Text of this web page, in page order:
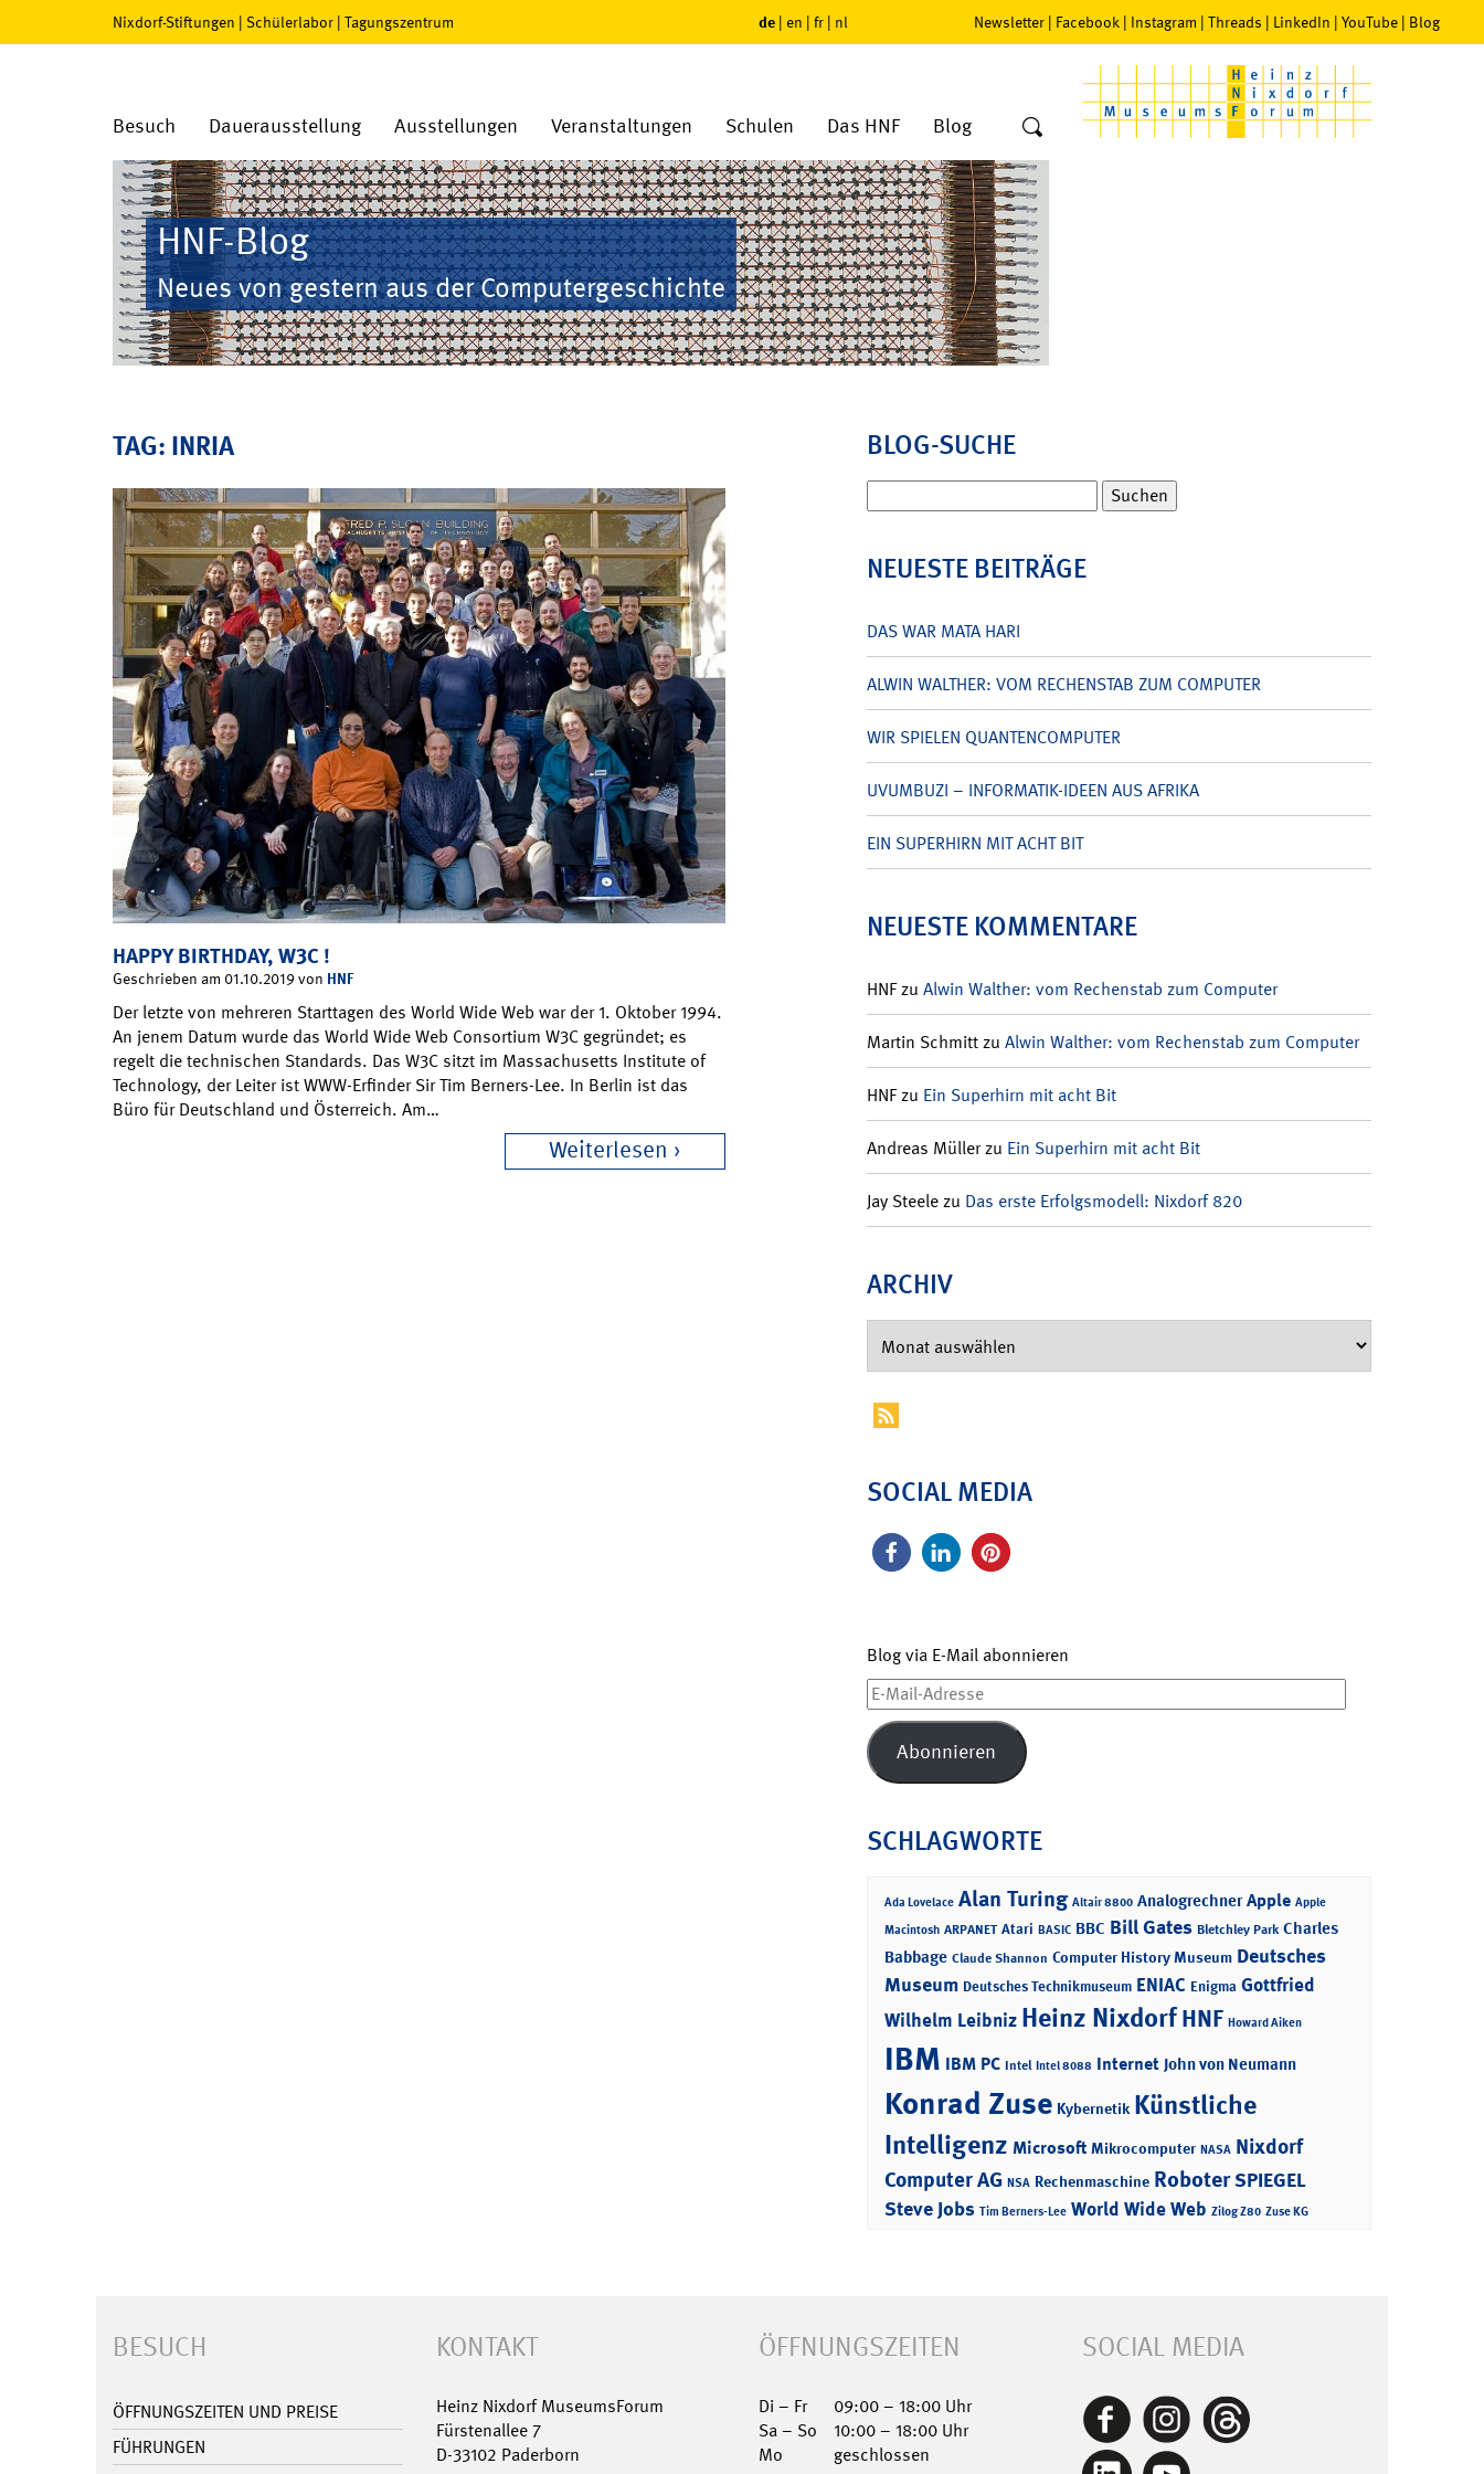
Nixdorf-Stiftungen | Schülerlabor | Tagungszentrum de | en | fr | nl Newsletter | Facebook | Instagram | Threads | LinkedIn | YouTube | Blog
Besuch Dauerausstellung Ausstellungen Veranstaltungen Schulen Das HNF Blog
HNF-Blog
Neues von gestern aus der Computergeschichte
TAG: INRIA
HAPPY BIRTHDAY, W3C !
Geschrieben am 01.10.2019 von HNF
Der letzte von mehreren Starttagen des World Wide Web war der 1. Oktober 1994.
An jenem Datum wurde das World Wide Web Consortium W3C gegründet; es
regelt die technischen Standards. Das W3C sitzt im Massachusetts Institute of
Technology, der Leiter ist WWW-Erfinder Sir Tim Berners-Lee. In Berlin ist das
Büro für Deutschland und Österreich. Am…
Weiterlesen
BLOG-SUCHE
nach:
NEUESTE BEITRÄGE
DAS WAR MATA HARI
ALWIN WALTHER: VOM RECHENSTAB ZUM COMPUTER
WIR SPIELEN QUANTENCOMPUTER
UVUMBUZI – INFORMATIK-IDEEN AUS AFRIKA
EIN SUPERHIRN MIT ACHT BIT
NEUESTE KOMMENTARE
HNFzu Alwin Walther: vom Rechenstab zum Computer
Martin Schmittzu Alwin Walther: vom Rechenstab zum Computer
HNFzu Ein Superhirn mit acht Bit
Andreas Müllerzu Ein Superhirn mit acht Bit
Jay Steelezu Das erste Erfolgsmodell: Nixdorf 820
ARCHIV
SOCIAL MEDIA
Blog via E-Mail abonnieren
E-
Mail-
Adresse
Abonnieren
SCHLAGWORTE
Ada Lovelace Alan Turing Altair 8800 Analogrechner Apple Apple
Macintosh ARPANET Atari BASIC BBC Bill Gates Bletchley Park Charles
Babbage Claude Shannon Computer History Museum Deutsches
Museum Deutsches Technikmuseum ENIAC Enigma Gottfried
Wilhelm Leibniz Heinz NixdorfHNF Howard Aiken
IBM IBM PC Intel Intel 8088 Internet John von Neumann
Konrad Zuse Kybernetik Künstliche
Intelligenz Microsoft Mikrocomputer NASA Nixdorf
Computer AG NSA Rechenmaschine RoboterSPIEGEL
Steve Jobs Tim Berners-Lee World Wide Web Zilog Z80 Zuse KG
BESUCH
ÖFFNUNGSZEITEN UND PREISE
FÜHRUNGEN
KONTAKT
Heinz Nixdorf MuseumsForum
Fürstenallee 7
D-33102 Paderborn
ÖFFNUNGSZEITEN
Di – Fr
09:00 – 18:00 Uhr
Sa – So
10:00 – 18:00 Uhr
Mo
geschlossen
SOCIAL MEDIA